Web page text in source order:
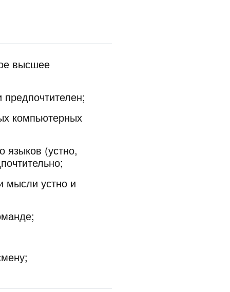
высшее
компьютерных
языков (устно,
мысли устно и